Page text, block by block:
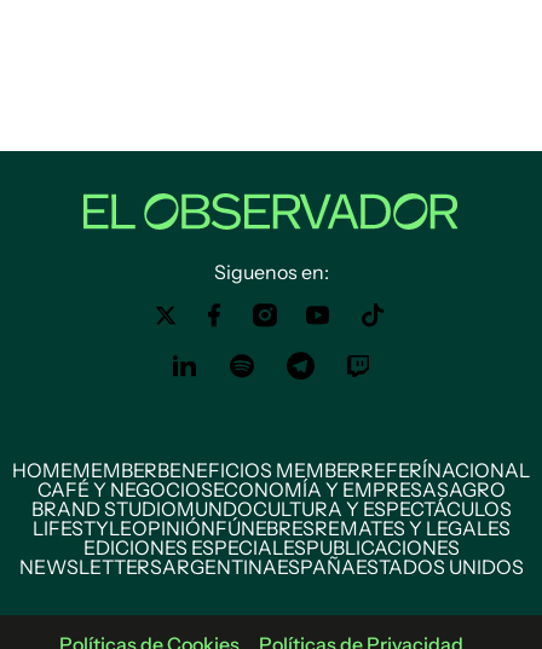
Siguenos en:
HOMEMEMBERBENEFICIOS MEMBERREFERÍNACIONAL
CAFÉ Y NEGOCIOSECONOMÍA Y EMPRESASAGRO
BRAND STUDIOMUNDOCULTURA Y ESPECTÁCULOS
LIFESTYLEOPINIÓNFÚNEBRESREMATES Y LEGALES
EDICIONES ESPECIALESPUBLICACIONES
NEWSLETTERSARGENTINAESPAÑAESTADOS UNIDOS
Políticas de Cookies Políticas de Privacidad